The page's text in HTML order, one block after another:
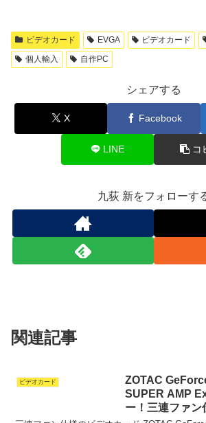
ビデオカード EVGA ビデオカード
個人輸入
自作PC
シェアする
X Facebook
LINE コ
九荻 新をフォローす
関連記事
ビデオカード
ZOTAC
SUPER AMP
ー！三連ファン